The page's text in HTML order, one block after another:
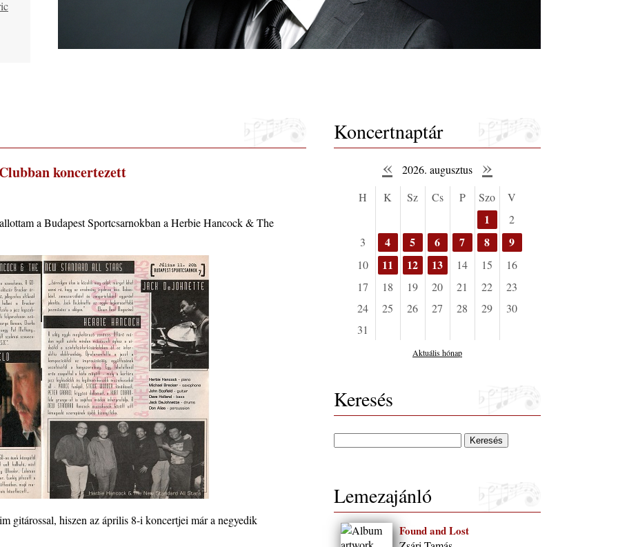
40
a
koncertezett
a Budapest Sportcsarnokban a Herbie Hancock & The
gitárossal, hiszen az április 8-i koncertjei már a negyedik
Koncertnaptár
« 2026. augusztus »
H K Sz Cs P Szo V
1
2
3
4 5 6 7 8 9
10 11 12 13 14 15
16
17
18 19 20 21 22
23
24
25 26 27 28 29
30
31
Aktuális hónap
Keresés
Lemezajánló
Found and Lost